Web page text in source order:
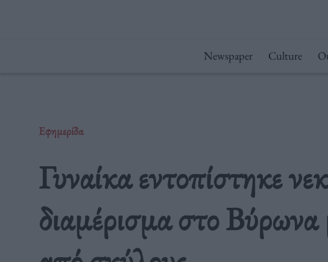
Newspaper Culture
Εφημερίδα
Γυναίκα εντοπίστηκε
διαμέρισμα στο